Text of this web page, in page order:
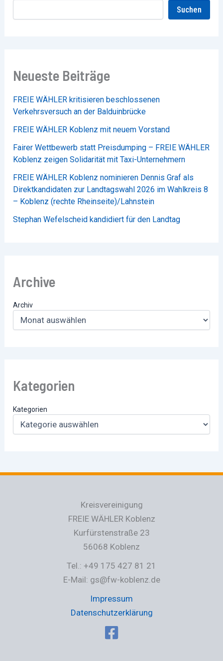
Suchen
Neueste Beiträge
FREIE WÄHLER kritisieren beschlossenen
Verkehrsversuch an der Balduinbrücke
FREIE WÄHLER Koblenz mit neuem Vorstand
Fairer Wettbewerb statt Preisdumping – FREIE WÄHLER
Koblenz zeigen Solidarität mit Taxi-Unternehmern
FREIE WÄHLER Koblenz nominieren Dennis Graf als
Direktkandidaten zur Landtagswahl 2026 im Wahlkreis 8
– Koblenz (rechte Rheinseite)/Lahnstein
Stephan Wefelscheid kandidiert für den Landtag
Archive
Archiv
Kategorien
Kategorien
Kreisvereinigung
FREIE WÄHLER Koblenz
Kurfürstenstraße 23
56068 Koblenz
Tel.: +49 175 427 81 21
E-Mail: gs@fw-koblenz.de
Impressum
Datenschutzerklärung